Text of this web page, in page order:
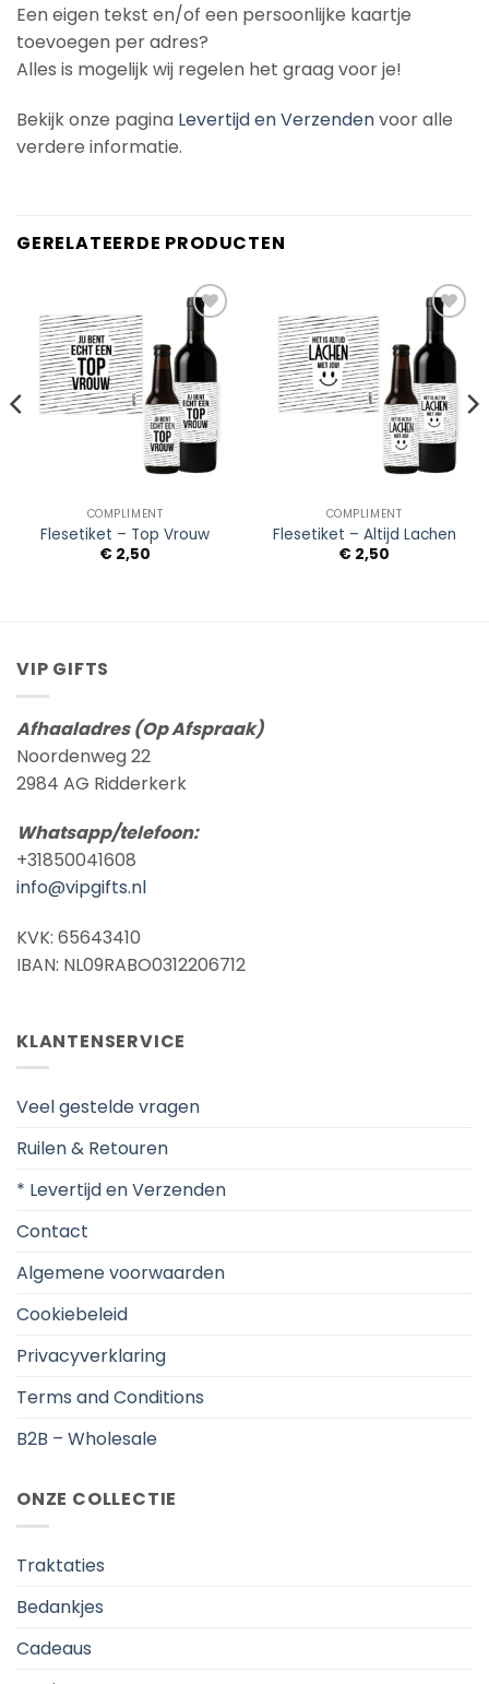
Een eigen tekst en/of een persoonlijke kaartje
toevoegen per adres?
Alles is mogelijk wij regelen het graag voor je!
Bekijk onze pagina Levertijd en Verzendenvoor alle
verdere informatie.
GERELATEERDE PRODUCTEN
Add to
Wishlist
COMPLIMENT
Flesetiket – Top Vrouw
€ 2,50
Add to
Wishlist
COMPLIMENT
Flesetiket – Altijd Lachen
€ 2,50
VIP GIFTS
Afhaaladres (Op Afspraak)
Noordenweg 22
2984 AG Ridderkerk
Whatsapp/telefoon:
+31850041608
info@vipgifts.nl
KVK: 65643410
IBAN: NL09RABO0312206712
KLANTENSERVICE
Veel gestelde vragen
Ruilen & Retouren
* Levertijd en Verzenden
Contact
Algemene voorwaarden
Cookiebeleid
Privacyverklaring
Terms and Conditions
B2B – Wholesale
ONZE COLLECTIE
Traktaties
Bedankjes
Cadeaus